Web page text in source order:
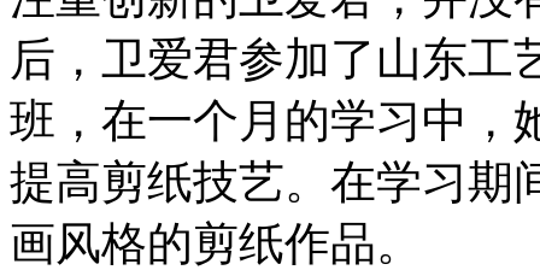
后，卫爱君参加了山东工
班，在一个月的学习中，
提高剪纸技艺。在学习期
画风格的剪纸作品。